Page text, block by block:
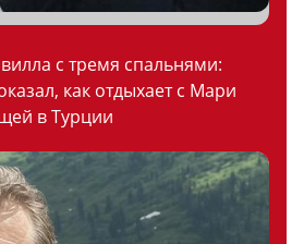
с тремя спальнями:
как отдыхает с Мари
в Турции